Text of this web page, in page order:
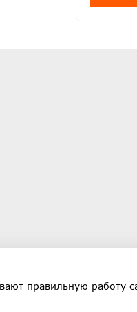
правильную работу